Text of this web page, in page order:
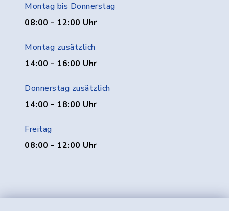
Montag bis Donnerstag
08:00 - 12:00 Uhr
Montag zusätzlich
14:00 - 16:00 Uhr
Donnerstag zusätzlich
14:00 - 18:00 Uhr
Freitag
08:00 - 12:00 Uhr